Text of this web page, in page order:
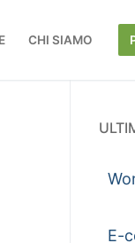
CHI SIAMO
E-